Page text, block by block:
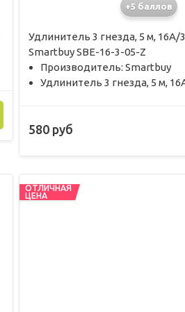
+5 баллов
Удлинитель 3 гнезда, 5 м, 16А/
Smartbuy SBE-16-3-05-Z
Производитель: Smartbuy
Удлинитель 3 гнезда, 5 м,
580 руб
ОТЛИЧНАЯ
ЦЕНА